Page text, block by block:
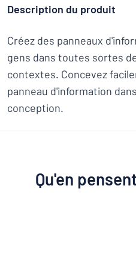
Description du produit
Créez des panneaux
gens dans toutes sortes
contextes. Concevez
panneau d'information
conception.
Qu'en